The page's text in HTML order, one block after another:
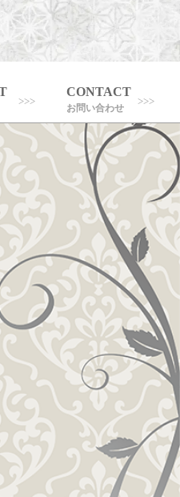
CONTACT
お問い合わせ